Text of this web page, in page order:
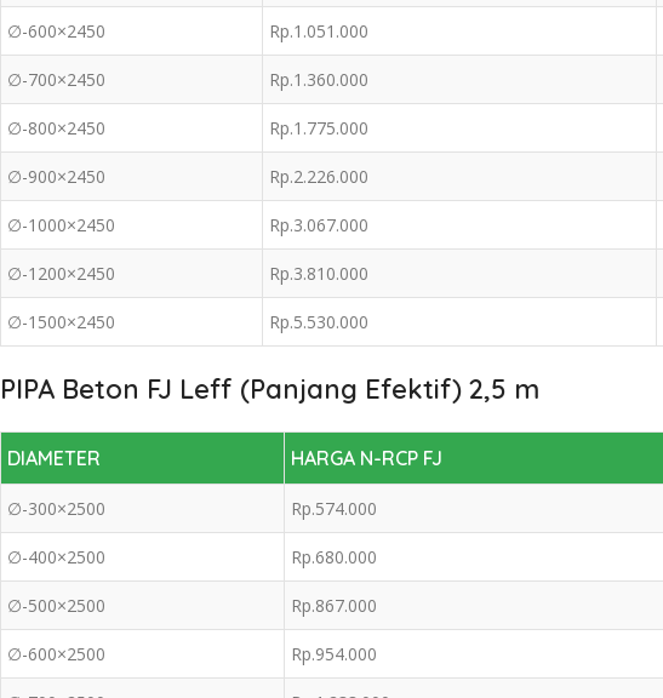
∅-600×2450 Rp.1.051.000
∅-700×2450 Rp.1.360.000
∅-800×2450 Rp.1.775.000
∅-900×2450 Rp.2.226.000
∅-1000×2450 Rp.3.067.000
∅-1200×2450 Rp.3.810.000
∅-1500×2450 Rp.5.530.000
PIPA Beton FJ Leff (Panjang Efektif) 2,5 m
DIAMETER HARGA N-RCP FJ
∅-300×2500 Rp.574.000
∅-400×2500 Rp.680.000
∅-500×2500 Rp.867.000
∅-600×2500 Rp.954.000